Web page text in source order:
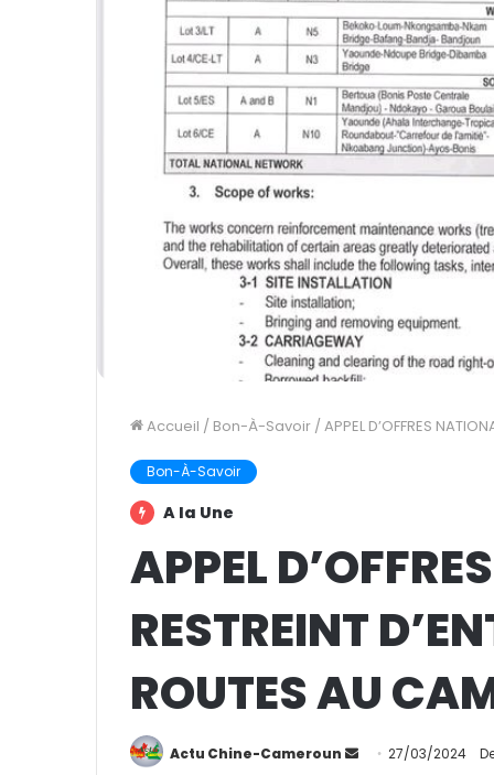
Accueil / Bon-À-Savoir /APPEL D’OFFRES
Bon-À-Savoir
A la Une
APPEL
RESTREINT
ROUTES AU
Actu Chine-Cameroun 27/03/2024